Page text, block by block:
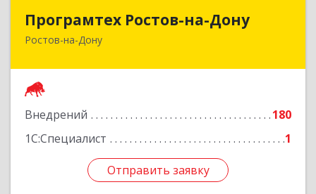
Програмтех Ростов-на-Дону
Ростов-на-Дону
Внедрений
180
1С:Специалист
1
Отправить заявку
344003, Ростовская обл, г.о. Город Ростов-На-
Подробнее
Отправить заявку